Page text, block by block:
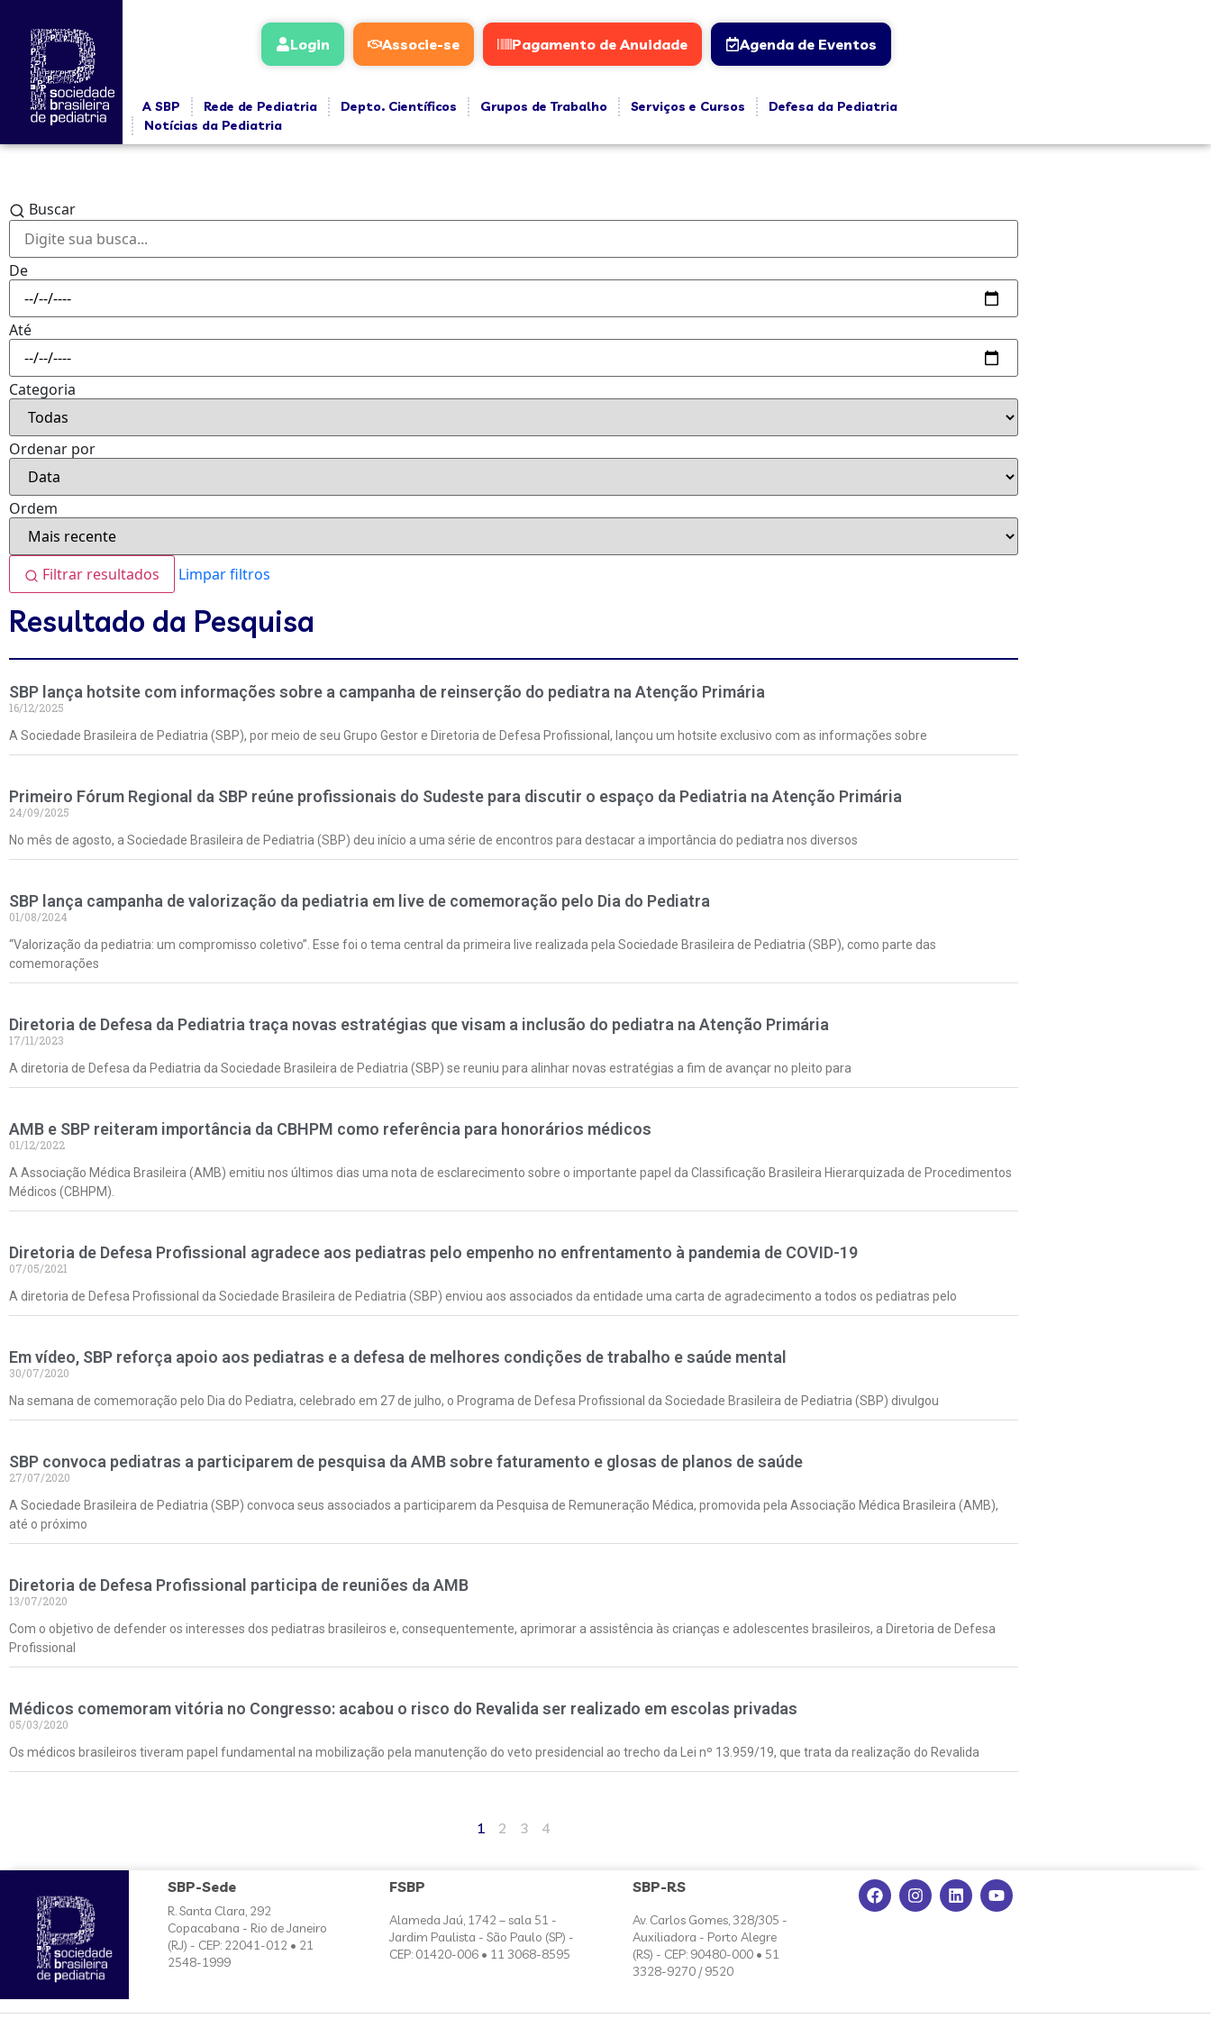
Login Associe-se Pagamento de Anuidade Agenda de Eventos
A SBP Rede de Pediatria Depto. Científicos Grupos de Trabalho Serviços e Cursos
Defesa da Pediatria
Notícias da Pediatria
Buscar
De
Até
Categoria
Ordenar por
Ordem
Filtrar resultados Limpar filtros
Resultado da Pesquisa
SBP lança hotsite com informações sobre a campanha de reinserção do pediatra na Atenção Primária
16/12/2025
A Sociedade Brasileira de Pediatria (SBP), por meio de seu Grupo Gestor e Diretoria de Defesa Profissional, lançou um hotsite exclusivo com as informações sobre
Primeiro Fórum Regional da SBP reúne profissionais do Sudeste para discutir o espaço da Pediatria na Atenção Primária
24/09/2025
No mês de agosto, a Sociedade Brasileira de Pediatria (SBP) deu início a uma série de encontros para destacar a importância do pediatra nos diversos
SBP lança campanha de valorização da pediatria em live de comemoração pelo Dia do Pediatra
01/08/2024
“Valorização da pediatria: um compromisso coletivo”. Esse foi o tema central da primeira live realizada pela Sociedade Brasileira de Pediatria (SBP), como parte das
comemorações
Diretoria de Defesa da Pediatria traça novas estratégias que visam a inclusão do pediatra na Atenção Primária
17/11/2023
A diretoria de Defesa da Pediatria da Sociedade Brasileira de Pediatria (SBP) se reuniu para alinhar novas estratégias a fim de avançar no pleito para
AMB e SBP reiteram importância da CBHPM como referência para honorários médicos
01/12/2022
A Associação Médica Brasileira (AMB) emitiu nos últimos dias uma nota de esclarecimento sobre o importante papel da Classificação Brasileira Hierarquizada de Procedimentos
Médicos (CBHPM).
Diretoria de Defesa Profissional agradece aos pediatras pelo empenho no enfrentamento à pandemia de COVID-19
07/05/2021
A diretoria de Defesa Profissional da Sociedade Brasileira de Pediatria (SBP) enviou aos associados da entidade uma carta de agradecimento a todos os pediatras pelo
Em vídeo, SBP reforça apoio aos pediatras e a defesa de melhores condições de trabalho e saúde mental
30/07/2020
Na semana de comemoração pelo Dia do Pediatra, celebrado em 27 de julho, o Programa de Defesa Profissional da Sociedade Brasileira de Pediatria (SBP) divulgou
SBP convoca pediatras a participarem de pesquisa da AMB sobre faturamento e glosas de planos de saúde
27/07/2020
A Sociedade Brasileira de Pediatria (SBP) convoca seus associados a participarem da Pesquisa de Remuneração Médica, promovida pela Associação Médica Brasileira (AMB),
até o próximo
Diretoria de Defesa Profissional participa de reuniões da AMB
13/07/2020
Com o objetivo de defender os interesses dos pediatras brasileiros e, consequentemente, aprimorar a assistência às crianças e adolescentes brasileiros, a Diretoria de Defesa
Profissional
Médicos comemoram vitória no Congresso: acabou o risco do Revalida ser realizado em escolas privadas
05/03/2020
Os médicos brasileiros tiveram papel fundamental na mobilização pela manutenção do veto presidencial ao trecho da Lei nº 13.959/19, que trata da realização do Revalida
1 2 3 4
SBP-Sede
R. Santa Clara, 292
Copacabana - Rio de Janeiro
(RJ) - CEP: 22041-012 • 21
2548-1999
FSBP
Alameda Jaú, 1742 – sala 51 -
Jardim Paulista - São Paulo (SP) -
CEP: 01420-006 • 11 3068-8595
SBP-RS
Av. Carlos Gomes, 328/305 -
Auxiliadora - Porto Alegre
(RS) - CEP: 90480-000 • 51
3328-9270 / 9520